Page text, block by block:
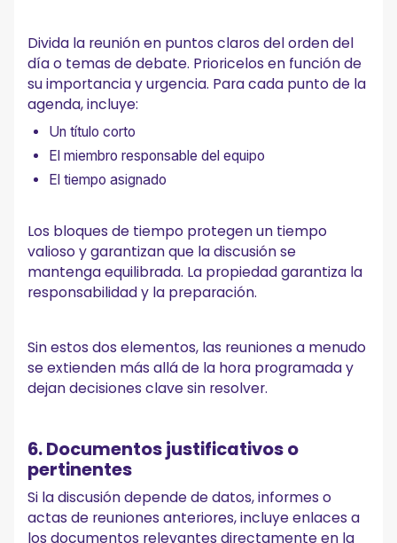
Divida la reunión en puntos claros del orden del
día o temas de debate. Prioricelos en función de
su importancia y urgencia. Para cada punto de la
agenda, incluye:
Un título corto
El miembro responsable del equipo
El tiempo asignado
Los bloques de tiempo protegen un tiempo
valioso y garantizan que la discusión se
mantenga equilibrada. La propiedad garantiza la
responsabilidad y la preparación.
Sin estos dos elementos, las reuniones a menudo
se extienden más allá de la hora programada y
dejan decisiones clave sin resolver.
6. Documentos justificativos o
pertinentes
Si la discusión depende de datos, informes o
actas de reuniones anteriores, incluye enlaces a
los documentos relevantes directamente en la